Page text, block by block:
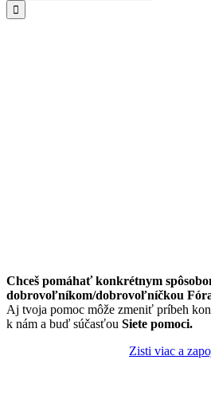
Chceš pomáhať konkrétnym
dobrovoľníkom/dobrovoľníčkou
Aj tvoja pomoc môže zmeniť príbeh
k nám a buď súčasťou Siete pomoci.
Zisti viac a